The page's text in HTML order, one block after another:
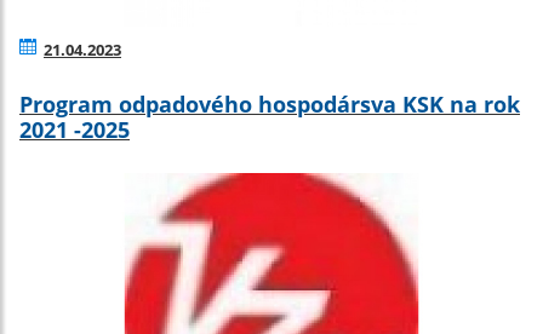
21.04.2023
Program odpadového hospodársva KSK na rok
2021 -2025